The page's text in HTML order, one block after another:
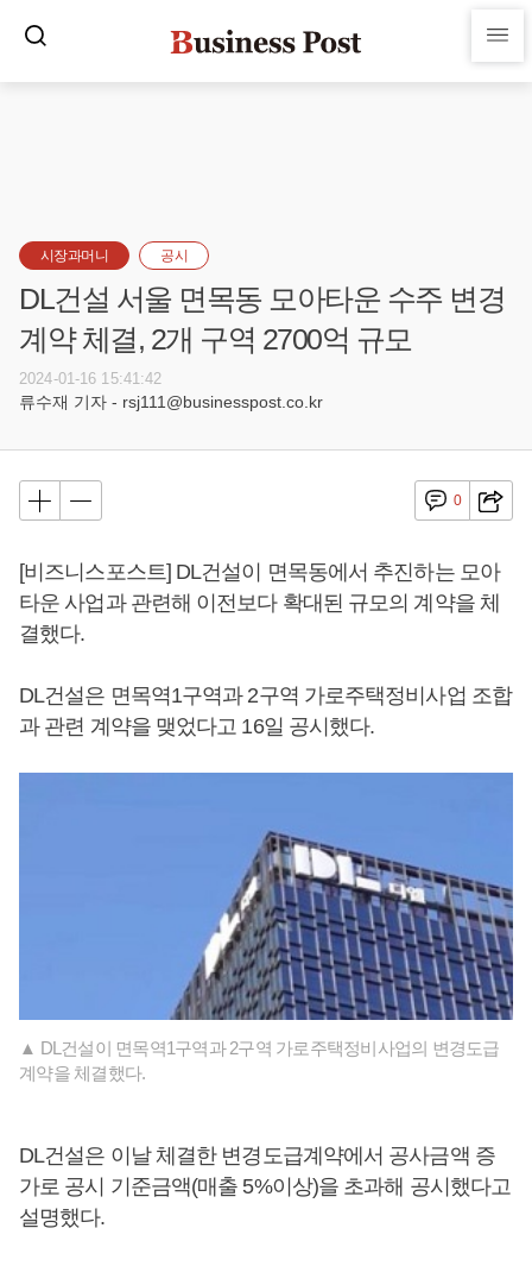
시장과머니 공시
DL건설 서울 면목동 모아타운 수주 변경
계약 체결, 2개 구역 2700억 규모
2024-01-16 15:41:42
류수재 기자 - rsj111@businesspost.co.kr
0
[비즈니스포스트] DL건설이 면목동에서 추진하는 모아
타운 사업과 관련해 이전보다 확대된 규모의 계약을 체
결했다.
DL건설은 면목역1구역과 2구역 가로주택정비사업 조합
과 관련 계약을 맺었다고 16일 공시했다.
▲ DL건설이 면목역1구역과 2구역 가로주택정비사업의 변경도급
계약을 체결했다.
DL건설은 이날 체결한 변경도급계약에서 공사금액 증
가로 공시 기준금액(매출 5%이상)을 초과해 공시했다고
설명했다.